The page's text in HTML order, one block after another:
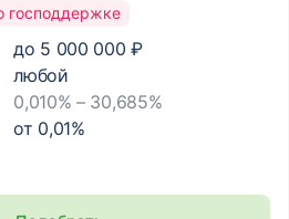
до 5 000 000 ₽
любой
0,010% – 30,685%
от 0,01%
господдержке